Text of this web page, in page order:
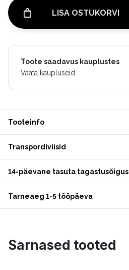
LISA OSTUKORVI
Toote saadavus kauplustes
Vaata kaupluseid
Tooteinfo
Transpordiviisid
14-päevane tasuta tagastusõigus
Tarneaeg 1-5 tööpäeva
Sarnased tooted